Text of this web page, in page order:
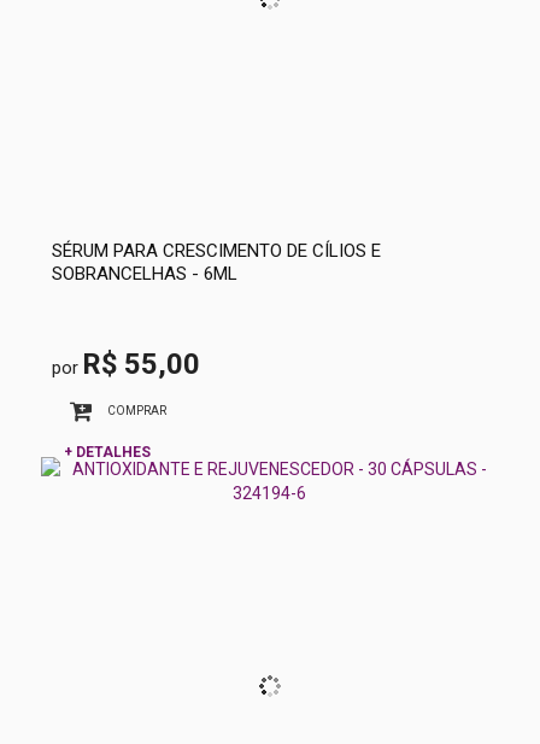
SÉRUM PARA CRESCIMENTO DE CÍLIOS E
SOBRANCELHAS - 6ML
por R$ 55,00
COMPRAR
+ DETALHES